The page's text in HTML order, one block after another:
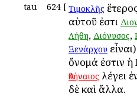
tau 624 [ Τιμοκλῆς
αὐτοῦ ἐστι
Λήθη, Διόνυσος,
Ξενάρχου
ὄνομά ἐστιν
Ἀθήναιος λέγει
δὲ καὶ ἄλλα.